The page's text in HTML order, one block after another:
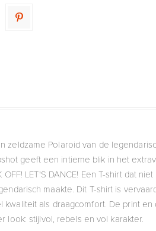
zeldzame Polaroid van de
geeft een intieme blik in het
LET'S DANCE! Een T-shirt dat
maakte. Dit T-shirt is
als draagcomfort. De print
look: stijlvol, rebels en vol karakter.